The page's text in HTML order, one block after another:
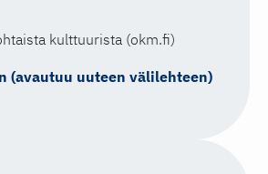
kulttuurista (okm.fi)
(avautuu uuteen välilehteen)